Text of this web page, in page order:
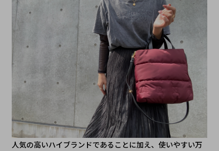
人気の高いハイブランドであることに加え、使いやすい万